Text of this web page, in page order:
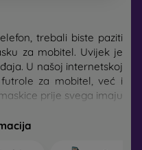
trebali biste paziti
za mobitel. Uvijek je
U našoj internetskoj
za mobitel, već i
prije svega imaju
nazvati i stražnjom